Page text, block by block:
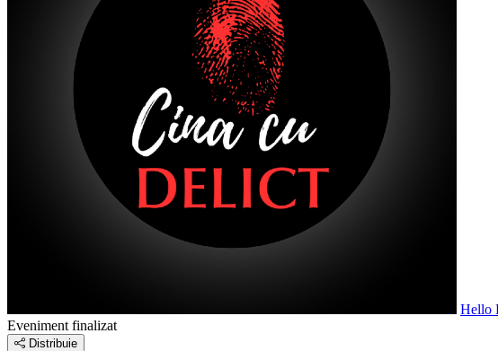
Hello
Eveniment finalizat
Distribuie